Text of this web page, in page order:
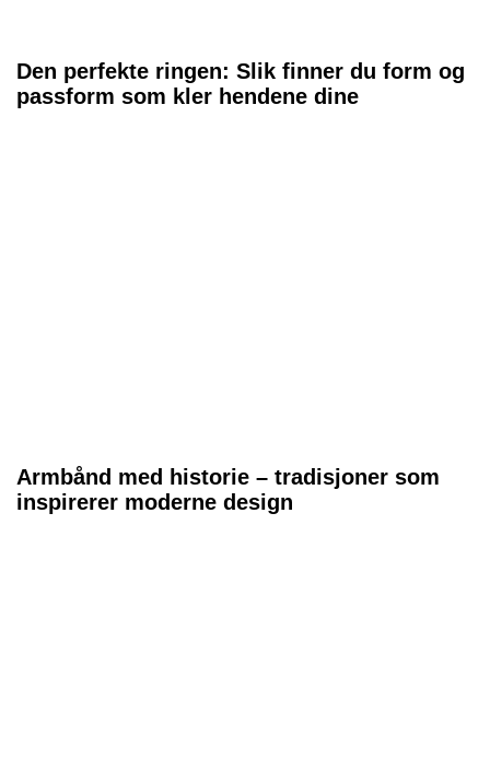
Den perfekte ringen: Slik finner du form og
passform som kler hendene dine
Armbånd med historie – tradisjoner som
inspirerer moderne design